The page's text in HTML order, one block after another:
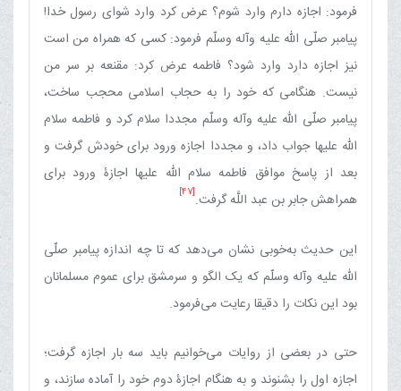
فرمود: اجازه دارم وارد شوم؟ عرض کرد وارد شو‌ای رسول خدا!
پیامبر صلّی الله علیه وآله وسلّم فرمود: کسی که همراه من است
نیز اجازه دارد وارد شود؟ فاطمه عرض کرد: مقنعه بر سر من
نیست. هنگامی که خود را به حجاب اسلامی محجب ساخت،
پیامبر صلّی الله علیه وآله وسلّم مجددا سلام کرد و فاطمه سلام
الله علیها جواب داد، و مجددا اجازه ورود برای خودش گرفت و
بعد از پاسخ موافق فاطمه سلام الله علیها اجازۀ ورود برای
همراهش جابر بن عبد اللَّه گرفت.‏[47]
این حدیث به‌خوبی نشان می‌دهد که تا چه اندازه پیامبر صلّی
الله علیه وآله وسلّم که یک الگو و سرمشق برای عموم مسلمانان
بود این نکات را دقیقا رعایت می‌فرمود.
حتی در بعضی از روایات می‌خوانیم باید سه بار اجازه گرفت؛
اجازه اول را بشنوند و به هنگام اجازۀ دوم خود را آماده سازند، و